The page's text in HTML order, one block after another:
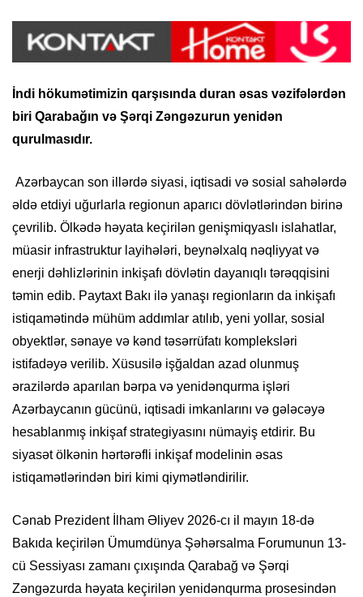
İndi hökumətimizin qarşısında duran əsas vəzifələrdən
biri Qarabağın və Şərqi Zəngəzurun yenidən
qurulmasıdır.
Azərbaycan son illərdə siyasi, iqtisadi və sosial sahələrdə
əldə etdiyi uğurlarla regionun aparıcı dövlətlərindən birinə
çevrilib. Ölkədə həyata keçirilən genişmiqyaslı islahatlar,
müasir infrastruktur layihələri, beynəlxalq nəqliyyat və
enerji dəhlizlərinin inkişafı dövlətin dayanıqlı tərəqqisini
təmin edib. Paytaxt Bakı ilə yanaşı regionların da inkişafı
istiqamətində mühüm addımlar atılıb, yeni yollar, sosial
obyektlər, sənaye və kənd təsərrüfatı kompleksləri
istifadəyə verilib. Xüsusilə işğaldan azad olunmuş
ərazilərdə aparılan bərpa və yenidənqurma işləri
Azərbaycanın gücünü, iqtisadi imkanlarını və gələcəyə
hesablanmış inkişaf strategiyasını nümayiş etdirir. Bu
siyasət ölkənin hərtərəfli inkişaf modelinin əsas
istiqamətlərindən biri kimi qiymətləndirilir.
Cənab Prezident İlham Əliyev 2026-cı il mayın 18-də
Bakıda keçirilən Ümumdünya Şəhərsalma Forumunun 13-
cü Sessiyası zamanı çıxışında Qarabağ və Şərqi
Zəngəzurda həyata keçirilən yenidənqurma prosesindən